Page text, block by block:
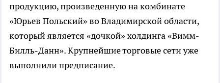
продукцию, произведенную на комбинате
«Юрьев Польский» во Владимирской области,
который является «дочкой» холдинга «Вимм-
Билль-Данн». Крупнейшие торговые сети уже
выполнили предписание.